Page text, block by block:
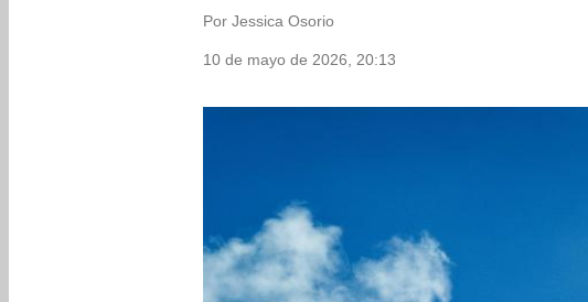
Por Jessica Osorio
10 de mayo de 2026, 20:13